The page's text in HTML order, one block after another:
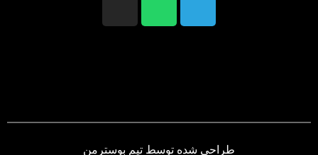
طراحی شده توسط تیم بوسترمن​